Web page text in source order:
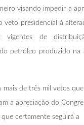
visando impedir a
veto presidencial à
vigentes de
petróleo produzido na
mais de três mil vetos que
a apreciação do
que certamente seguirá a